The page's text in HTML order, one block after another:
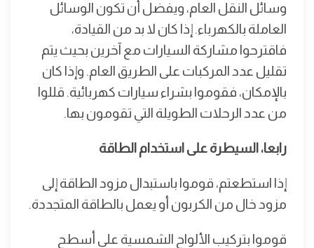
وسائل النقل العام، ويفضل أن تكون الوسائل
العاملة بالكهرباء. إذا كان لا بد من القيادة،
فاقترحوا مشاركة السيارات مع آخرين بحيث يتم
تقليل عدد المركبات على الطريق العام. وإذا كان
بالإمكان، فقوموا بشراء سيارات كهربائية. قللوا
من عدد الرحلات الطويلة التي تقومون بها.
رابعا، السيطرة على استخدام الطاقة
إذا استطعتم، قوموا باستبدال مزود الطاقة إلى
مزود خال من الكربون أو يعمل بالطاقة المتجددة.
قوموا بتركيب الألواح الشمسية على أسطح